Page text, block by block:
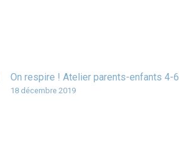
On respire ! Atelier parents-enfants 4-6
18 décembre 2019